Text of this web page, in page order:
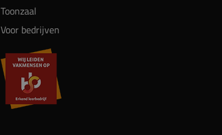
Toonzaal
Voor bedrijven